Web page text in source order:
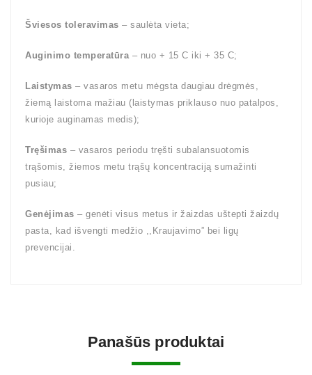
Šviesos toleravimas – saulėta vieta;
Auginimo temperatūra– nuo + 15 C iki + 35 C;
Laistymas – vasaros metu mėgsta daugiau drėgmės,
žiemą laistoma mažiau (laistymas priklauso nuo patalpos,
kurioje auginamas medis);
Tręšimas – vasaros periodu tręšti subalansuotomis
trąšomis, žiemos metu trąšų koncentraciją sumažinti
pusiau;
Genėjimas – genėti visus metus ir žaizdas uštepti žaizdų
pasta, kad išvengti medžio ,,Kraujavimo” bei ligų
prevencijai.
Panašūs produktai